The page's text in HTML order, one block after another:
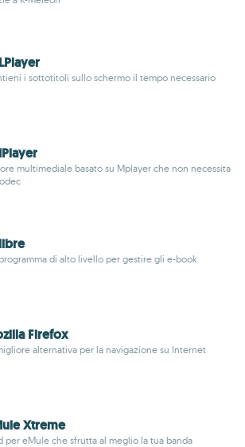
i sottotitoli sullo schermo il tempo necessario
multimediale basato su Mplayer che non necessita
di alto livello per gestire gli e-book
Firefox
alternativa per la navigazione su Internet
Xtreme
per eMule che sfrutta al meglio la tua banda